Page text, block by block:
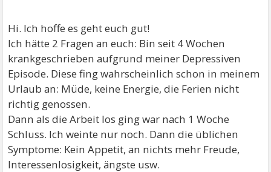
Hi. Ich hoffe es geht euch gut!
Ich hätte 2 Fragen an euch: Bin seit 4 Wochen
krankgeschrieben aufgrund meiner Depressiven
Episode. Diese fing wahrscheinlich schon in meinem
Urlaub an: Müde, keine Energie, die Ferien nicht
richtig genossen.
Dann als die Arbeit los ging war nach 1 Woche
Schluss. Ich weinte nur noch. Dann die üblichen
Symptome: Kein Appetit, an nichts mehr Freude,
Interessenlosigkeit, ängste usw.